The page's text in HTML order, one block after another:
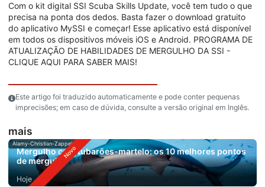
Com o kit digital SSI Scuba Skills Update, você tem tudo o que
precisa na ponta dos dedos. Basta fazer o download gratuito
do aplicativo MySSI e começar! Esse aplicativo está disponível
em todos os dispositivos móveis iOS e Android. PROGRAMA DE
ATUALIZAÇÃO DE HABILIDADES DE MERGULHO DA SSI -
CLIQUE AQUI PARA SABER MAIS!
Este artigo foi traduzido automaticamente e pode conter pequenas
imprecisões; em caso de dúvida, consulte a versão original em Inglês.
mais
Alamy-Christian-Zappel
Mergulho com tubarões-martelo: os 10 melhores pontos
de mergulho
Hoje